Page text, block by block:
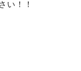
い！！